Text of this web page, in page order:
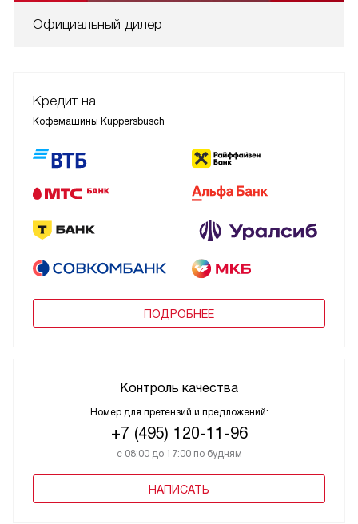
Официальный дилер
Кредит на
Кофемашины Kuppersbusch
ПОДРОБНЕЕ
Контроль качества
Номер для претензий и предложений:
+7 (495) 120-11-96
с 08:00 до 17:00 по будням
НАПИСАТЬ